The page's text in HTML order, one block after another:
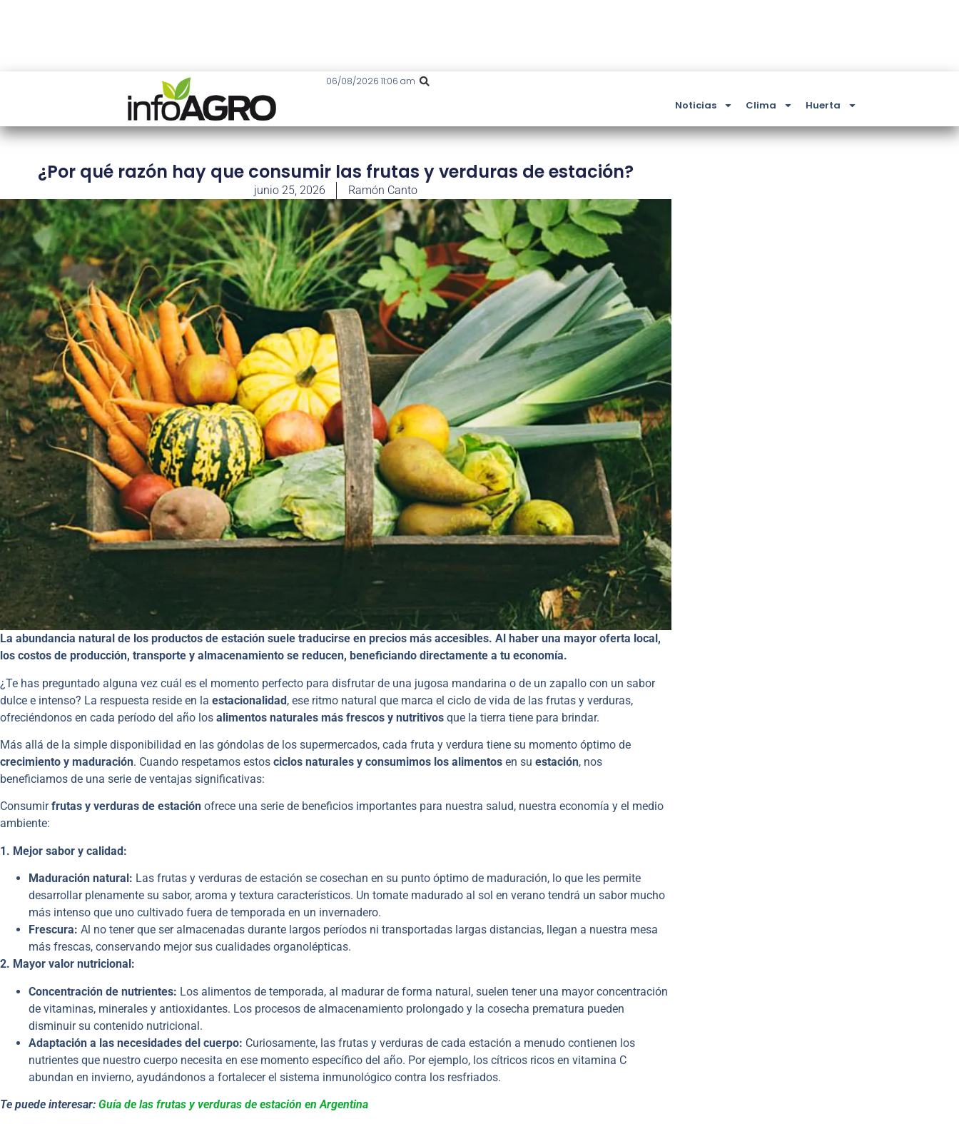
06/08/2026 11:06 am
Noticias Clima Huerta
¿Por qué razón hay que consumir las frutas y verduras de estación?
junio 25, 2026 Ramón Canto
La abundancia natural de los productos de estación suele traducirse en precios más accesibles. Al haber una mayor oferta local,
los costos de producción, transporte y almacenamiento se reducen, beneficiando directamente a tu economía.
¿Te has preguntado alguna vez cuál es el momento perfecto para disfrutar de una jugosa mandarina o de un zapallo con un sabor
dulce e intenso? La respuesta reside en la estacionalidad, ese ritmo natural que marca el ciclo de vida de las frutas y verduras,
ofreciéndonos en cada período del año los alimentos naturales más frescos y nutritivos que la tierra tiene para brindar.
Más allá de la simple disponibilidad en las góndolas de los supermercados, cada fruta y verdura tiene su momento óptimo de
crecimiento y maduración. Cuando respetamos estos ciclos naturales y consumimos los alimentos en su estación, nos
beneficiamos de una serie de ventajas significativas:
Consumirfrutas y verduras de estación ofrece una serie de beneficios importantes para nuestra salud, nuestra economía y el medio
ambiente:
1. Mejor sabor y calidad:
Maduración natural: Las frutas y verduras de estación se cosechan en su punto óptimo de maduración, lo que les permite
desarrollar plenamente su sabor, aroma y textura característicos. Un tomate madurado al sol en verano tendrá un sabor mucho
más intenso que uno cultivado fuera de temporada en un invernadero.
Frescura: Al no tener que ser almacenadas durante largos períodos ni transportadas largas distancias, llegan a nuestra mesa
más frescas, conservando mejor sus cualidades organolépticas.
2. Mayor valor nutricional:
Concentración de nutrientes: Los alimentos de temporada, al madurar de forma natural, suelen tener una mayor concentración
de vitaminas, minerales y antioxidantes. Los procesos de almacenamiento prolongado y la cosecha prematura pueden
disminuir su contenido nutricional.
Adaptación a las necesidades del cuerpo: Curiosamente, las frutas y verduras de cada estación a menudo contienen los
nutrientes que nuestro cuerpo necesita en ese momento específico del año. Por ejemplo, los cítricos ricos en vitamina C
abundan en invierno, ayudándonos a fortalecer el sistema inmunológico contra los resfriados.
Te puede interesar: Guía de las frutas y verduras de estación en Argentina